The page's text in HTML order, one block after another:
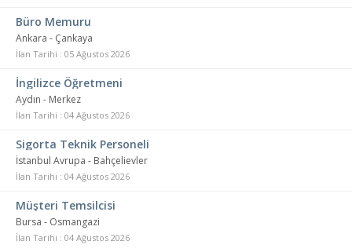
Büro Memuru
Ankara - Çankaya
İlan Tarihi : 05 Ağustos 2026
İngilizce Öğretmeni
Aydın - Merkez
İlan Tarihi : 04 Ağustos 2026
Sigorta Teknik Personeli
İstanbul Avrupa - Bahçelievler
İlan Tarihi : 04 Ağustos 2026
Müşteri Temsilcisi
Bursa - Osmangazi
İlan Tarihi : 04 Ağustos 2026